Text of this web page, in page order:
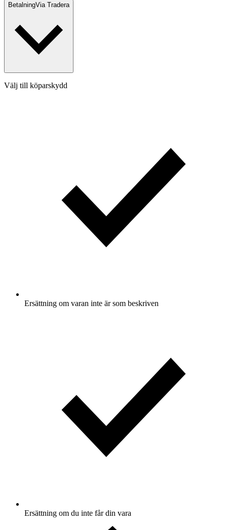
BetalningVia Tradera
Välj till köparskydd
Ersättning om varan inte är som beskriven
Ersättning om du inte får din vara